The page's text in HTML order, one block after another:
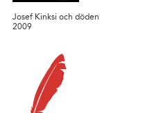
Josef Kinksi och döden
2009